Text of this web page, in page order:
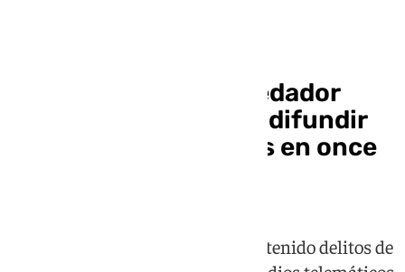
Prisión para un depredador
sexual en Melilla tras difundir
imágenes de menores en once
La Policía Nacional atribuye al detenido delitos de